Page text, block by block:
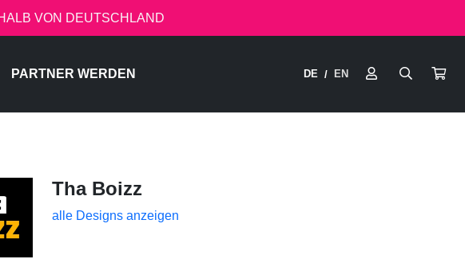
VON DEUTSCHLAND
PARTNER WERDEN DE / EN
Tha Boizz
alle Designs anzeigen